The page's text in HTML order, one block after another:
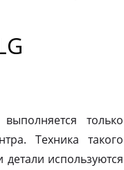
только
Техника такого
используются